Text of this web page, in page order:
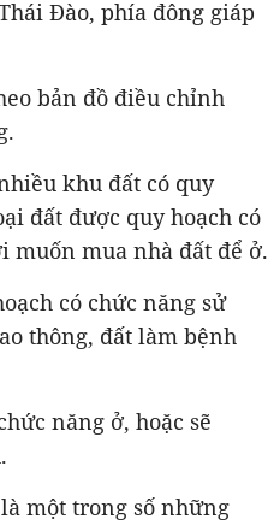
Đào, phía đông giáp
bản đồ điều chỉnh
khu đất có quy
đất được quy hoạch có
muốn mua nhà đất để ở.
có chức năng sử
thông, đất làm bệnh
năng ở, hoặc sẽ
một trong số những